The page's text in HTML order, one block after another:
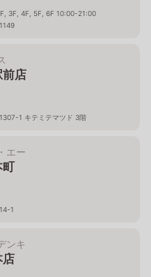
3F, 4F, 5F, 6F 10:00-21:00
前店
1 キテミテマツド 3階
エー
町
1
ンキ
店